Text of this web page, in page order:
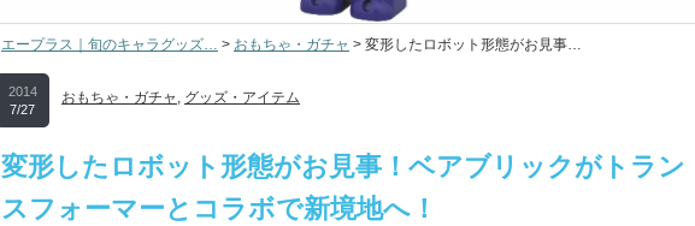
エープラス｜旬のキャラグッズ… > おもちゃ・ガチャ > 変形したロボット形態がお見事…
2014
7/27
おもちゃ・ガチャ , グッズ・アイテム
変形したロボット形態がお見事！ベアブリックがトラン
スフォーマーとコラボで新境地へ！